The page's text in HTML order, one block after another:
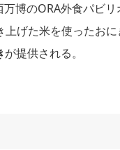
博のORA外食パビ
げた米を使ったお
が提供される。